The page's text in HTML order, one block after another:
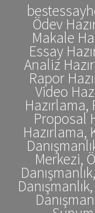
Ödev
Makale
Essay
Analiz
Rapor
Video
Hazırlama,
Proposal
Hazırlama,
Merkezi,